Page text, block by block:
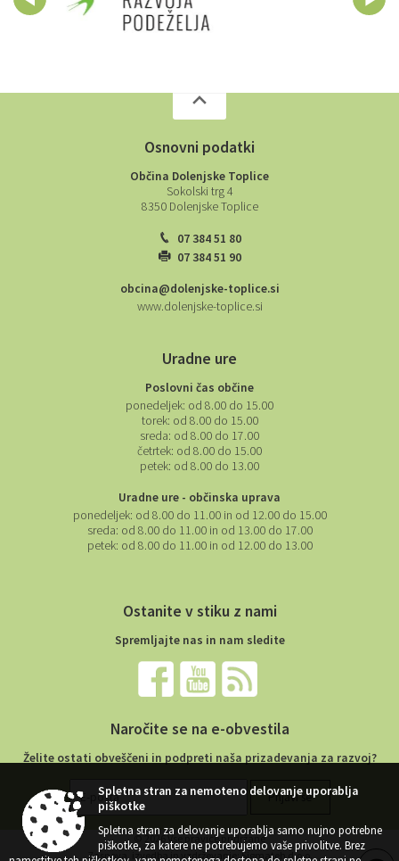
Osnovni podatki
Občina Dolenjske Toplice
Sokolski trg 4
8350 Dolenjske Toplice
07 384 51 80
07 384 51 90
obcina@dolenjske-toplice.si
www.dolenjske-toplice.si
Uradne ure
Poslovni čas občine
ponedeljek: od 8.00 do 15.00
torek: od 8.00 do 15.00
sreda: od 8.00 do 17.00
četrtek: od 8.00 do 15.00
petek: od 8.00 do 13.00
Uradne ure - občinska uprava
ponedeljek: od 8.00 do 11.00 in od 12.00 do 15.00
sreda: od 8.00 do 11.00 in od 13.00 do 17.00
petek: od 8.00 do 11.00 in od 12.00 do 13.00
Ostanite v stiku z nami
Spremljajte nas in nam sledite
Naročite se na e-obvestila
Želite ostati obveščeni in podpreti naša prizadevanja za razvoj?
© 2026 Vse pravice pridržane
Zasnova, izvedba in vzdrževanje: Sigmateh d.o.o.
Spletna stran za nemoteno delovanje uporablja
piškotke
Spletna stran za delovanje uporablja samo nujno potrebne
piškotke, za katere ne potrebujemo vaše privolitve. Brez